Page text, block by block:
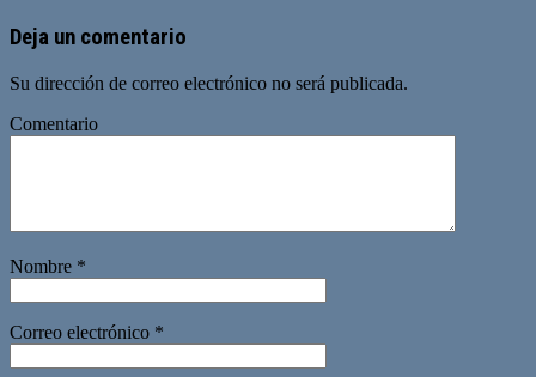
Deja un comentario
Su dirección de correo electrónico no será publicada.
Comentario
Nombre *
Correo electrónico *